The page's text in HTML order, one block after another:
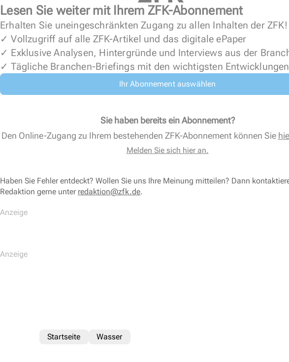
Lesen Sie weiter mit Ihrem ZFK-Abonnement
Erhalten Sie uneingeschränkten Zugang zu allen Inhalten der ZFK!
✓ Vollzugriff auf alle ZFK-Artikel und das digitale ePaper
✓ Exklusive Analysen, Hintergründe und Interviews aus der
✓ Tägliche Branchen-Briefings mit den wichtigsten Entwicklungen
Ihr Abonnement auswählen
Sie haben bereits ein Abonnement?
Den Online-Zugang zu Ihrem bestehenden ZFK-Abonnement können Sie
Melden Sie sich hier an.
Haben Sie Fehler entdeckt? Wollen Sie uns Ihre Meinung mitteilen? Dann
Redaktion gerne unter redaktion@zfk.de.
Startseite Wasser